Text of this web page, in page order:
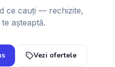
ce cauți — rechizite,
așteaptă.
Vezi ofertele